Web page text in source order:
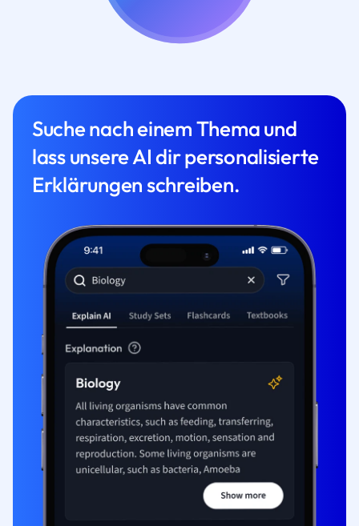
Suche nach einem Thema und
lass unsere AI dir personalisierte
Erklärungen schreiben.